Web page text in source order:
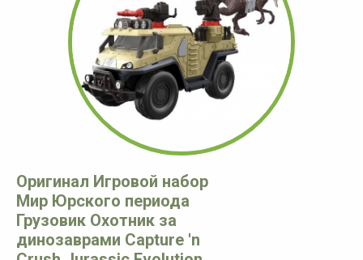
Оригинал Игровой набор
Мир Юрского периода
Грузовик Охотник за
динозаврами Capture 'n